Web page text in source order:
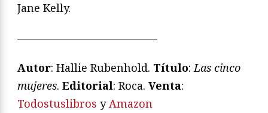
Jane Kelly.
—————————————
Autor: Hallie Rubenhold. Título:Las cinco
mujeres. Editorial: Roca. Venta:
Todostuslibros yAmazon